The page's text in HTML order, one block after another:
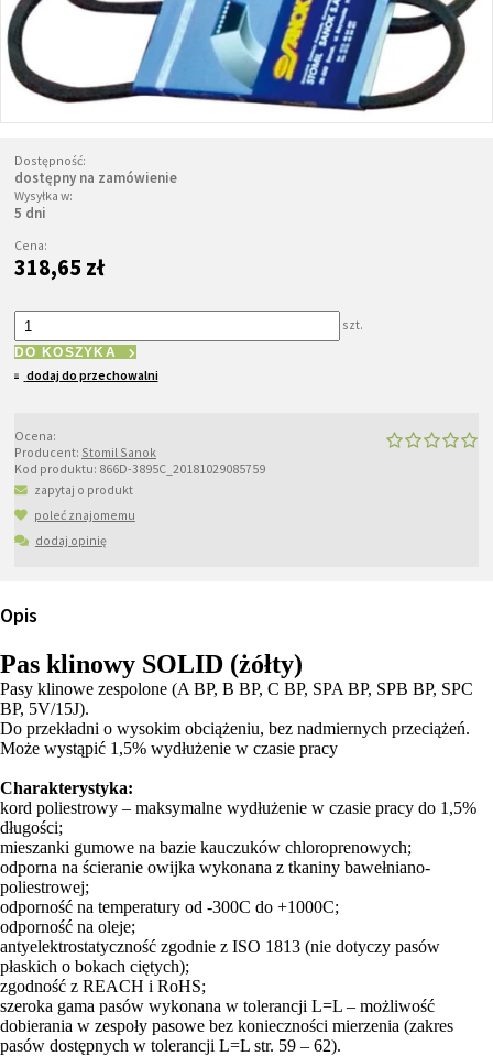
Dostępność:
dostępny na zamówienie
Wysyłka w:
5 dni
Cena:
318,65 zł
szt.
DO KOSZYKA
dodaj do przechowalni
Ocena:
Producent: Stomil Sanok
Kod produktu: 866D-3895C_20181029085759
zapytaj o produkt
poleć znajomemu
dodaj opinię
Opis
Pas klinowy SOLID (żółty)
Pasy klinowe zespolone (A BP, B BP, C BP, SPA BP, SPB BP, SPC
BP, 5V/15J).
Do przekładni o wysokim obciążeniu, bez nadmiernych przeciążeń.
Może wystąpić 1,5% wydłużenie w czasie pracy
Charakterystyka:
kord poliestrowy – maksymalne wydłużenie w czasie pracy do 1,5%
długości;
mieszanki gumowe na bazie kauczuków chloroprenowych;
odporna na ścieranie owijka wykonana z tkaniny bawełniano-
poliestrowej;
odporność na temperatury od -300C do +1000C;
odporność na oleje;
antyelektrostatyczność zgodnie z ISO 1813 (nie dotyczy pasów
płaskich o bokach ciętych);
zgodność z REACH i RoHS;
szeroka gama pasów wykonana w tolerancji L=L – możliwość
dobierania w zespoły pasowe bez konieczności mierzenia (zakres
pasów dostępnych w tolerancji L=L str. 59 – 62).